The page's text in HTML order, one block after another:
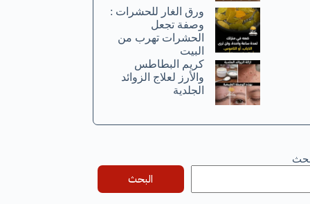
ورق الغار للحشرات :
وصفة تجعل
الحشرات تهرب من
البيت
كريم البطاطس
والأرز لعلاج الزوائد
الجلدية
البحث